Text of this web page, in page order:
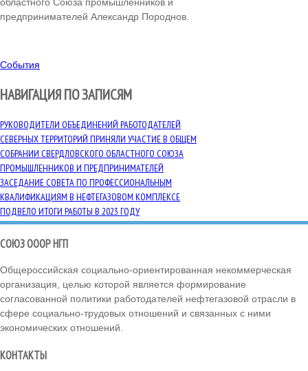
предпринимателей Александр Породнов.
События
НАВИГАЦИЯ ПО ЗАПИСЯМ
РУКОВОДИТЕЛИ ОБЪЕДИНЕНИЙ РАБОТОДАТЕЛЕЙ
СЕВЕРНЫХ ТЕРРИТОРИЙ ПРИНЯЛИ УЧАСТИЕ В ОБЩЕМ
СОБРАНИИ СВЕРДЛОВСКОГО ОБЛАСТНОГО СОЮЗА
ПРОМЫШЛЕННИКОВ И ПРЕДПРИНИМАТЕЛЕЙ
ЗАСЕДАНИЕ СОВЕТА ПО ПРОФЕССИОНАЛЬНЫМ
КВАЛИФИКАЦИЯМ В НЕФТЕГАЗОВОМ КОМПЛЕКСЕ
ПОДВЕЛО ИТОГИ РАБОТЫ В 2023 ГОДУ
СОЮЗ ОООР НГП
Общероссийская социально-ориентированная некоммерческая
организация, целью которой является формирование
согласованной политики работодателей нефтегазовой отрасли в
сфере социально-трудовых отношений и связанных с ними
экономических отношений.
КОНТАКТЫ